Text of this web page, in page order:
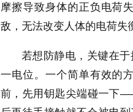
摩擦导致身体的正负电荷
敌，无法改变人体的电荷失
若想防静电，关键在
一电位。一个简单有效的
前，先用钥匙尖端碰一下